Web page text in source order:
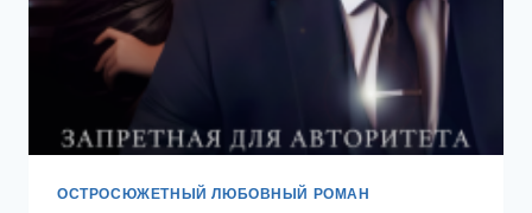
ОСТРОСЮЖЕТНЫЙ ЛЮБОВНЫЙ РОМАН